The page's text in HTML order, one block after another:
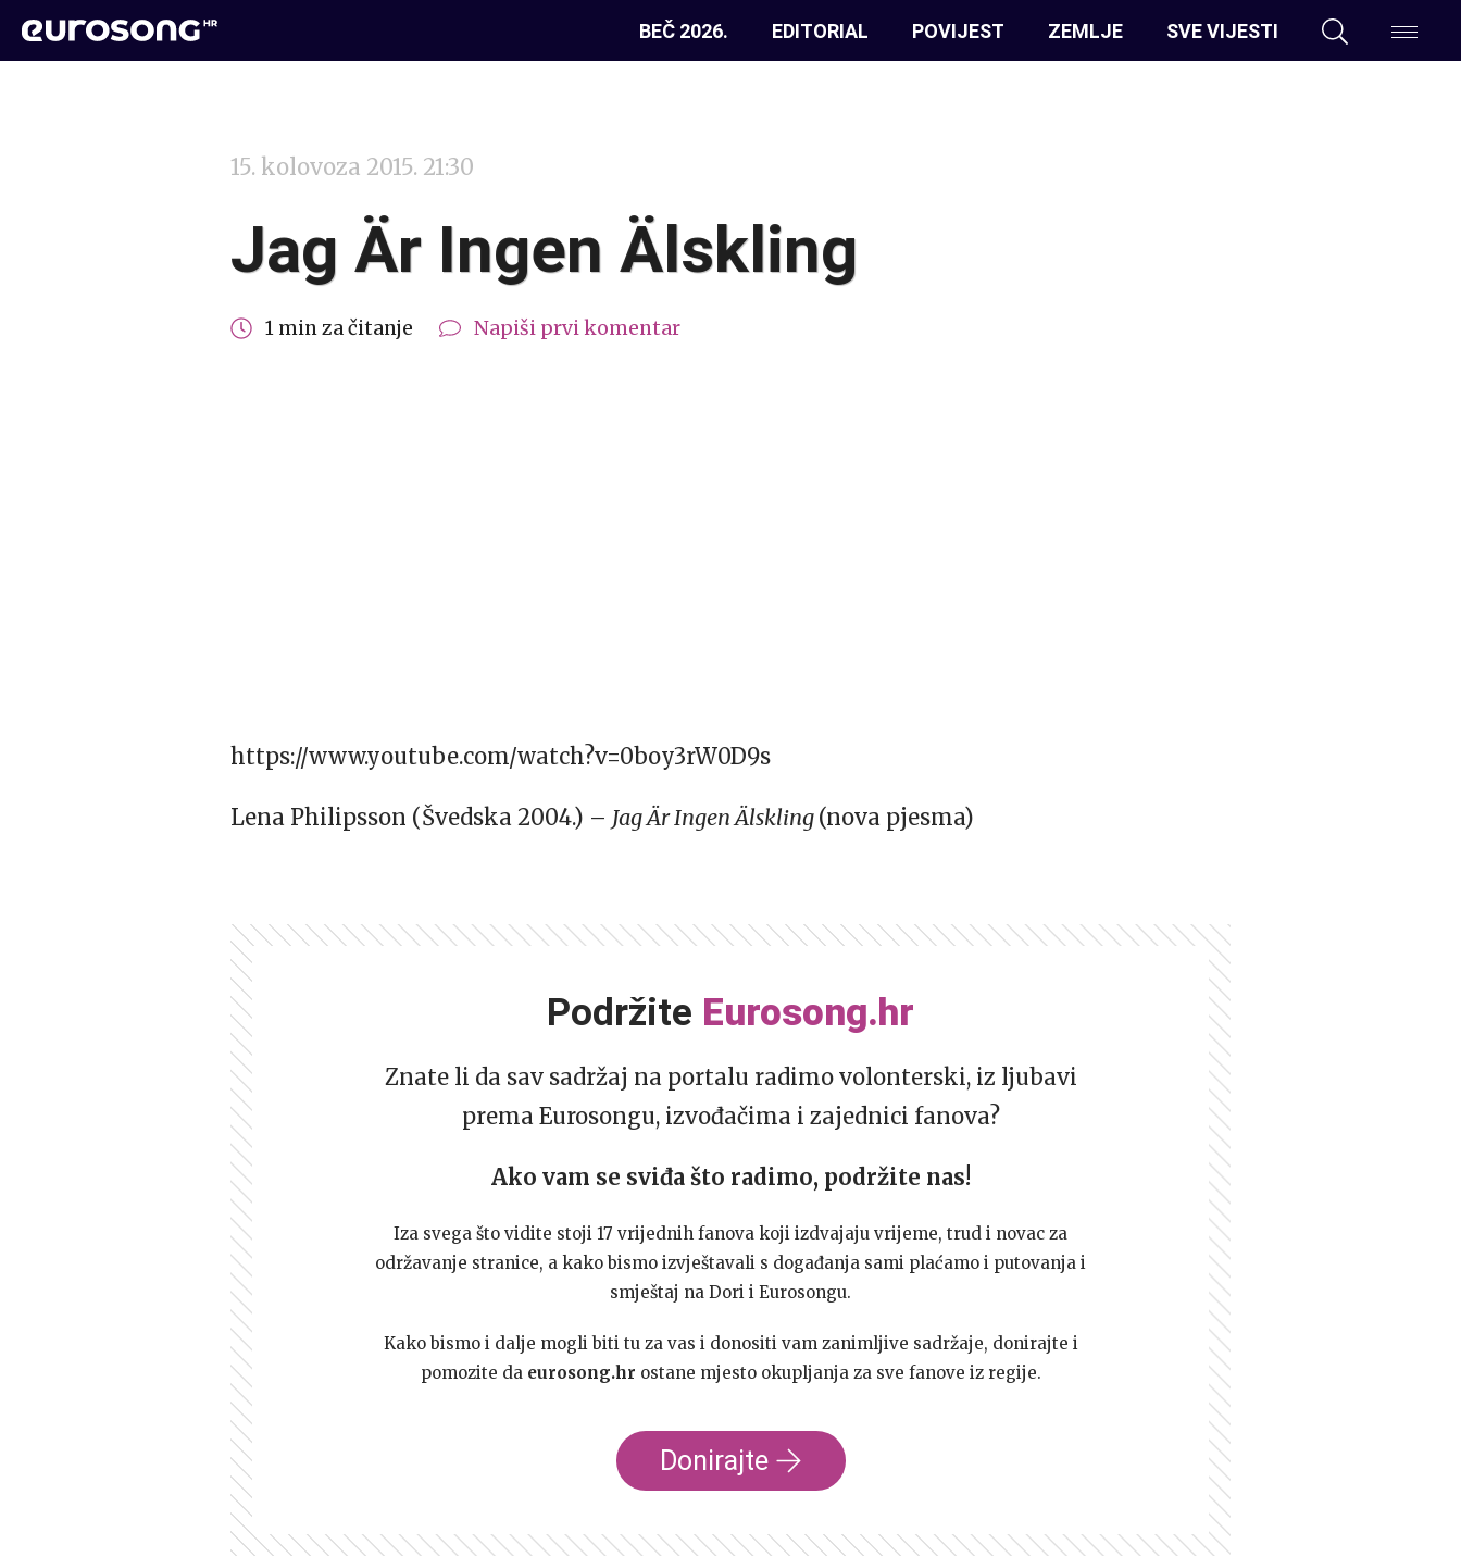
BEČ 2026. EDITORIAL POVIJEST ZEMLJE SVE VIJESTI
15. kolovoza 2015. 21:30
Jag Är Ingen Älskling
1 min za čitanje Napiši prvi komentar
https://www.youtube.com/watch?v=0boy3rW0D9s
Lena Philipsson (Švedska 2004.) – Jag Är Ingen Älskling (nova pjesma)
Podržite Eurosong.hr
Znate li da sav sadržaj na portalu radimo volonterski, iz ljubavi
prema Eurosongu, izvođačima i zajednici fanova?
Ako vam se sviđa što radimo, podržite nas!
Iza svega što vidite stoji 17 vrijednih fanova koji izdvajaju vrijeme, trud i novac za
održavanje stranice, a kako bismo izvještavali s događanja sami plaćamo i putovanja i
smještaj na Dori i Eurosongu.
Kako bismo i dalje mogli biti tu za vas i donositi vam zanimljive sadržaje, donirajte i
pomozite da eurosong.hr ostane mjesto okupljanja za sve fanove iz regije.
Donirajte